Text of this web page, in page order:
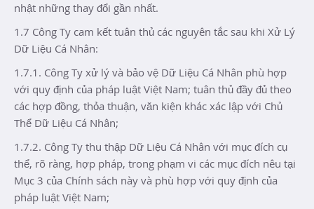
nhật những thay đổi gần nhất.
1.7 Công Ty cam kết tuân thủ các nguyên tắc sau khi Xử Lý
Dữ Liệu Cá Nhân:
1.7.1. Công Ty xử lý và bảo vệ Dữ Liệu Cá Nhân phù hợp
với quy định của pháp luật Việt Nam; tuân thủ đầy đủ theo
các hợp đồng, thỏa thuận, văn kiện khác xác lập với Chủ
Thể Dữ Liệu Cá Nhân;
1.7.2. Công Ty thu thập Dữ Liệu Cá Nhân với mục đích cụ
thể, rõ ràng, hợp pháp, trong phạm vi các mục đích nêu tại
Mục 3 của Chính sách này và phù hợp với quy định của
pháp luật Việt Nam;